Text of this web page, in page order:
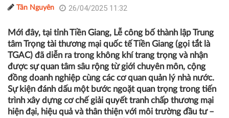
Tân Nguyên 26/04/2025 11:32
Mới đây, tại tỉnh Tiền Giang, Lễ công bố thành lập Trung
tâm Trọng tài thương mại quốc tế Tiền Giang (gọi tắt là
TGAC) đã diễn ra trong không khí trang trọng và nhận
được sự quan tâm sâu rộng từ giới chuyên môn, cộng
đồng doanh nghiệp cùng các cơ quan quản lý nhà nước.
Sự kiện đánh dấu một bước ngoặt quan trọng trong tiến
trình xây dựng cơ chế giải quyết tranh chấp thương mại
hiện đại, hiệu quả và thân thiện với môi trường đầu tư –